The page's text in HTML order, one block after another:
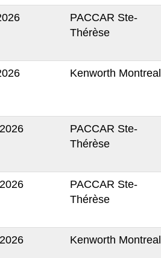
PACCAR Ste-
Thérèse
Kenworth Montreal
PACCAR Ste-
Thérèse
PACCAR Ste-
Thérèse
Kenworth Montreal